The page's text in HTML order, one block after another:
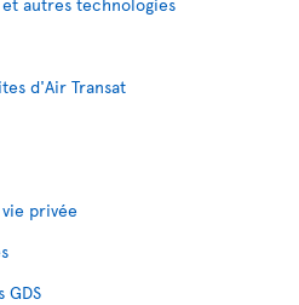
d'Air Transat
privée
GDS